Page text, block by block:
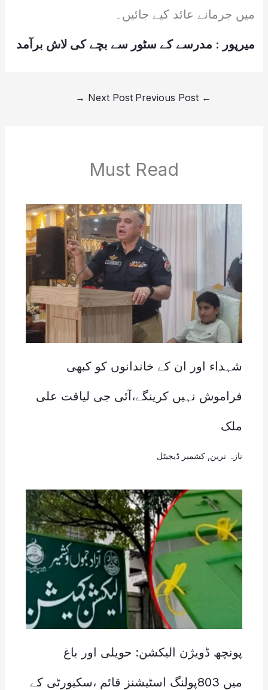
میں جرمانے عائد کیے جائیں۔
میرپور : مدرسے کے سٹور سے بچے کی لاش برآمد
←
Next Post
→
Must Read
شہداء اور ان کے خاندانوں کو کبھی
فراموش نہیں کرینگے،آئی جی لیاقت علی
ملک
تازہ ترین کشمیر ڈیجیٹل
پونچھ ڈویژن الیکشن: حویلی اور باغ
میں 803پولنگ اسٹیشنز قائم ،سکیورٹی کے